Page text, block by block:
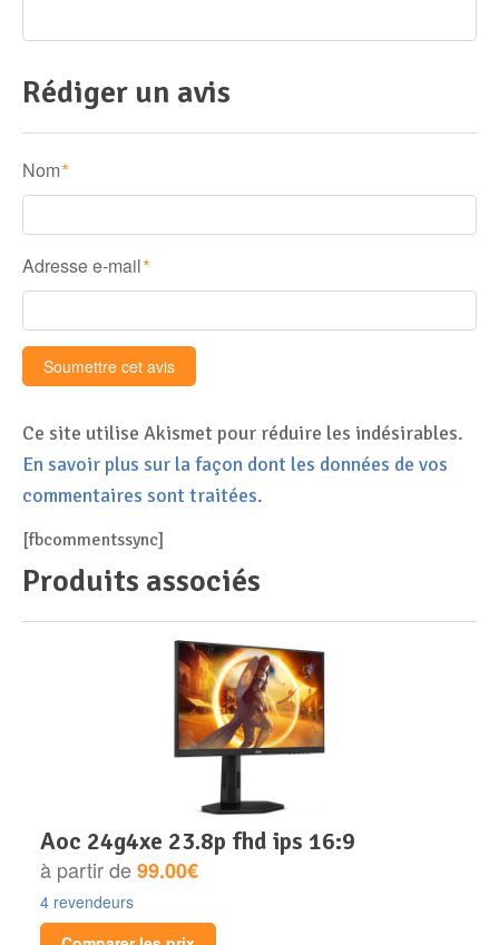
Rédiger un avis
Nom *
Adresse e-mail *
Ce site utilise Akismet pour réduire les indésirables.
En savoir plus sur la façon dont les données de vos
commentaires sont traitées.
[fbcommentssync]
Produits associés
aoc 24g4xe 23.8p fhd ips 16:9
à partir de99.00€
4 revendeurs